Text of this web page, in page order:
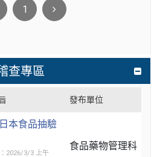
1
查專區
發布單位
本食品抽驗
2026/3/3 上午
食品藥物管理科